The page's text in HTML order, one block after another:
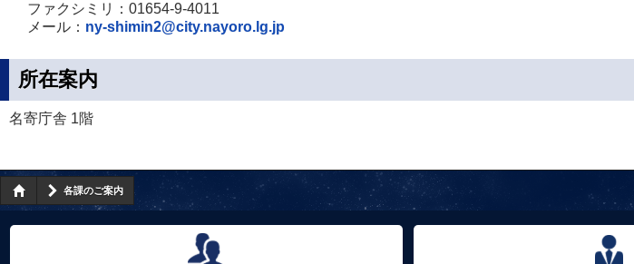
ファクシミリ：01654-9-4011
メール： ny-shimin2@city.nayoro.lg.jp
所在案内
名寄庁舎 1階
各課のご案内